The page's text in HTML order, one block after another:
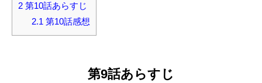
2 第10話あらすじ
2.1 第10話感想
第9話あらすじ